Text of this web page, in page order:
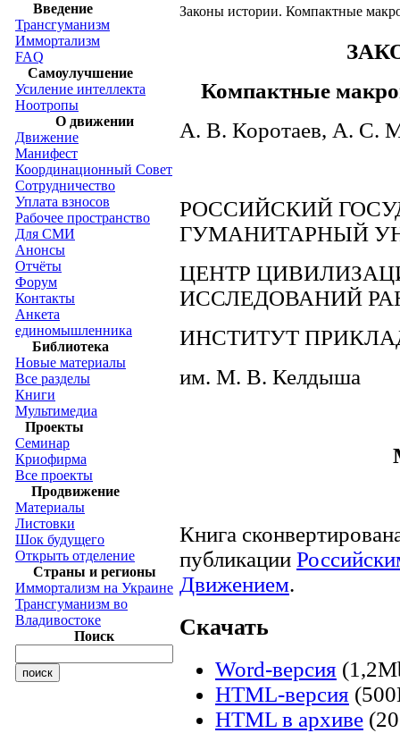
Введение
Трансгуманизм
Иммортализм
FAQ
Самоулучшение
Усиление интеллекта
Ноотропы
О движении
Движение
Манифест
Координационный Совет
Сотрудничество
Уплата взносов
Рабочее пространство
Для СМИ
Анонсы
Отчёты
Форум
Контакты
Анкета
единомышленника
Библиотека
Новые материалы
Все разделы
Книги
Мультимедиа
Проекты
Семинар
Криофирма
Все проекты
Продвижение
Материалы
Листовки
Шок будущего
Открыть отделение
Страны и регионы
Иммортализм на Украине
Трансгуманизм во
Владивостоке
Поиск
Законы истории. Компактные
Компактные
А. В. Коротаев, А. С.
РОССИЙСКИЙ
ГУМАНИТАРНЫЙ
ЦЕНТР
ИССЛЕДОВАНИЙ
ИНСТИТУТ
им. М. В. Келдыша
Книга
публикации
Движением.
Скачать
Word-версия
HTML-версия
HTML в архиве